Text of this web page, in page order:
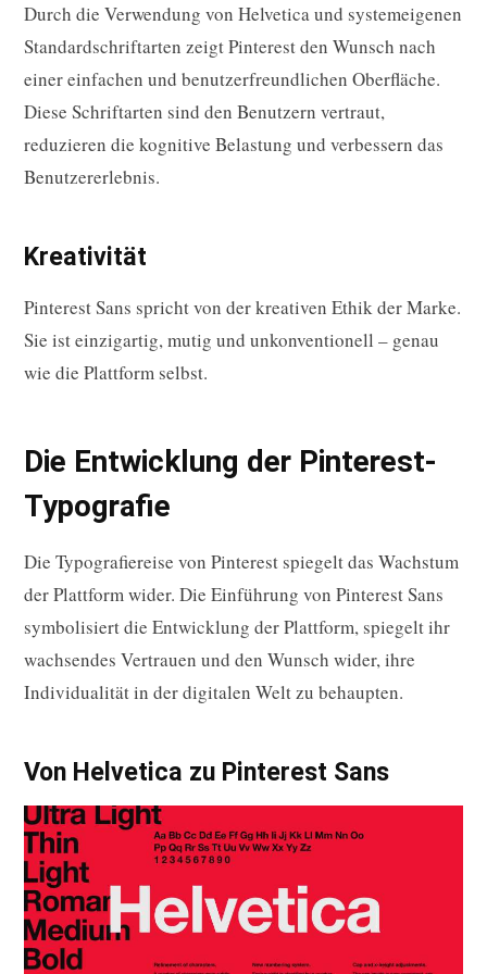
Durch die Verwendung von Helvetica und systemeigenen
Standardschriftarten zeigt Pinterest den Wunsch nach
einer einfachen und benutzerfreundlichen Oberfläche.
Diese Schriftarten sind den Benutzern vertraut,
reduzieren die kognitive Belastung und verbessern das
Benutzererlebnis.
Kreativität
Pinterest Sans spricht von der kreativen Ethik der Marke.
Sie ist einzigartig, mutig und unkonventionell – genau
wie die Plattform selbst.
Die Entwicklung der Pinterest-
Typografie
Die Typografiereise von Pinterest spiegelt das Wachstum
der Plattform wider. Die Einführung von Pinterest Sans
symbolisiert die Entwicklung der Plattform, spiegelt ihr
wachsendes Vertrauen und den Wunsch wider, ihre
Individualität in der digitalen Welt zu behaupten.
Von Helvetica zu Pinterest Sans